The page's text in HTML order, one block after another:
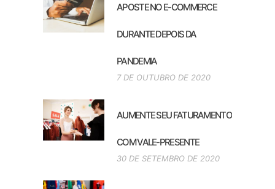
APOSTE NO E-COMMERCE
DURANTE DEPOIS DA
PANDEMIA
7 DE OUTUBRO DE 2020
AUMENTE SEU FATURAMENTO
COM VALE-PRESENTE
30 DE SETEMBRO DE 2020